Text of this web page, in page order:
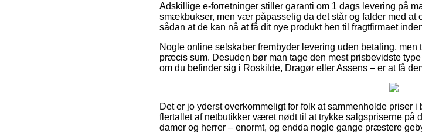
Adskillige e-forretninger stiller garanti om 1 dags levering på
smækbukser, men vær påpasselig da det står og falder med
sådan at de kan nå at få dit nye produkt hen til fragtfirmaet
Nogle online selskaber frembyder levering uden betaling,
præcis sum. Desuden bør man tage den mest prisbevidste
om du befinder sig i Roskilde, Dragør eller Assens – er at få
Det er jo yderst overkommeligt for folk at sammenholde priser
flertallet af netbutikker været nødt til at trykke salgspriserne på
damer og herrer – enormt, og endda nogle gange præstere